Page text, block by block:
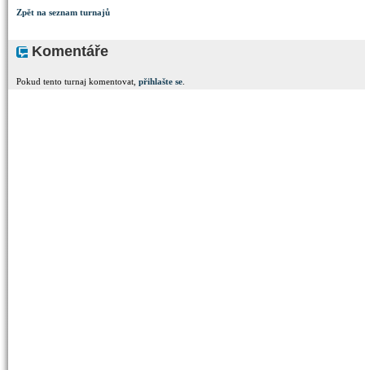
Zpět na seznam turnajů
Komentáře
Pokud tento turnaj komentovat, přihlašte se